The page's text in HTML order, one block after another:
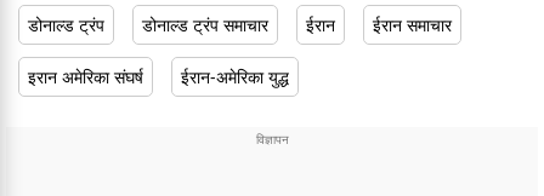
डोनाल्ड ट्रंप डोनाल्ड ट्रंप समाचार ईरान ईरान समाचार
इरान अमेरिका संघर्ष ईरान-अमेरिका युद्ध